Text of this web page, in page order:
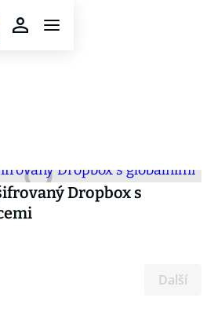
Dropbox s
Další